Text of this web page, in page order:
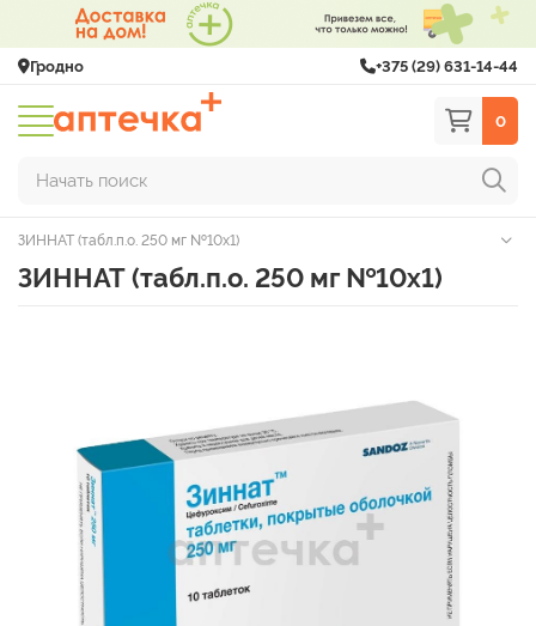
Гродно +375 (29) 631-14-44
0
Начать поиск
ЗИННАТ (табл.п.о. 250 мг №10х1)
ЗИННАТ (табл.п.о. 250 мг №10х1)